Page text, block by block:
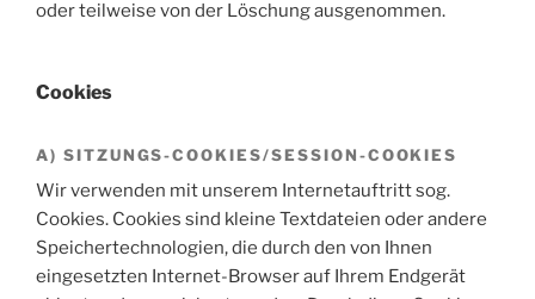
oder teilweise von der Löschung ausgenommen.
Cookies
A) SITZUNGS-COOKIES/SESSION-COOKIES
Wir verwenden mit unserem Internetauftritt sog.
Cookies. Cookies sind kleine Textdateien oder andere
Speichertechnologien, die durch den von Ihnen
eingesetzten Internet-Browser auf Ihrem Endgerät